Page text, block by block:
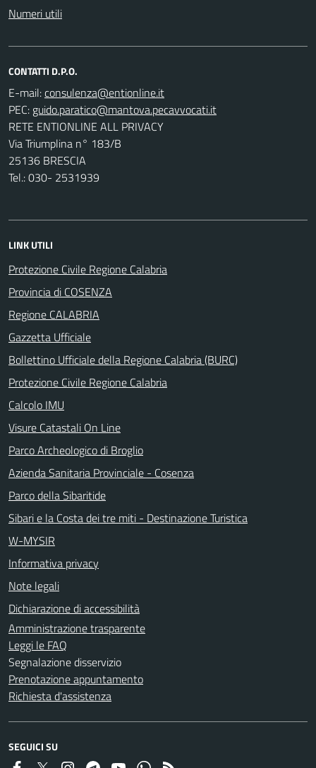
Numeri utili
CONTATTI D.P.O.
E-mail:
PEC:
RETE ENTIONLINE ALL PRIVACY
Via Triumplina n° 183/B
25136 BRESCIA
Tel.: 030- 2531939
LINK UTILI
Protezione Civile Regione Calabria
Provincia di COSENZA
Regione CALABRIA
Gazzetta Ufficiale
Bollettino Ufficiale della Regione Calabria (BURC)
Protezione Civile Regione Calabria
Calcolo IMU
Visure Catastali On Line
Parco Archeologico di Broglio
Azienda Sanitaria Provinciale - Cosenza
Parco della Sibaritide
Sibari e la Costa dei tre miti - Destinazione Turistica
W-MYSIR
Informativa privacy
Note legali
Dichiarazione di accessibilità
Amministrazione trasparente
Leggi le FAQ
Segnalazione disservizio
Prenotazione appuntamento
Richiesta d'assistenza
SEGUICI SU